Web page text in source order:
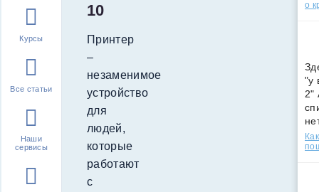
Курсы
Все статьи
Наши
сервисы
10
Принтер
–
незаменимое
устройство
для
людей,
которые
работают
с
о
"у
2"